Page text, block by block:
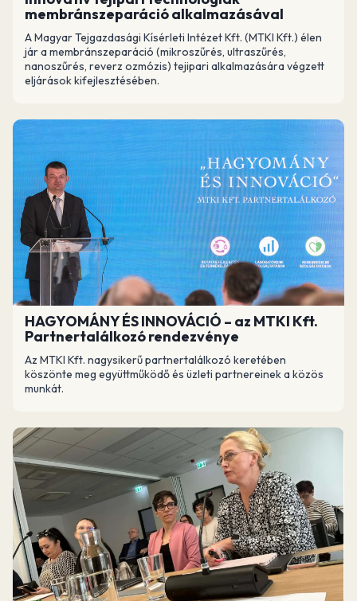
membránszeparáció alkalmazásával
A Magyar Tejgazdasági Kísérleti Intézet Kft. (MTKI Kft.) élen
jár a membránszeparáció (mikroszűrés, ultraszűrés,
nanoszűrés, reverz ozmózis) tejipari alkalmazására végzett
eljárások kifejlesztésében.
HAGYOMÁNY ÉS INNOVÁCIÓ – az MTKI Kft.
Partnertalálkozó rendezvénye
Az MTKI Kft. nagysikerű partnertalálkozó keretében
köszönte meg együttműködő és üzleti partnereinek a közös
munkát.